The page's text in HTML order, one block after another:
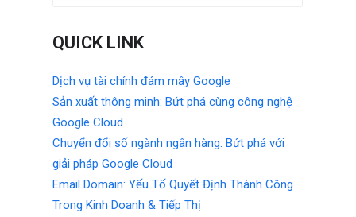
QUICK LINK
Dịch vụ tài chính đám mây Google
Sản xuất thông minh: Bứt phá cùng công nghệ
Google Cloud
Chuyển đổi số ngành ngân hàng: Bứt phá với
giải pháp Google Cloud
Email Domain: Yếu Tố Quyết Định Thành Công
Trong Kinh Doanh & Tiếp Thị